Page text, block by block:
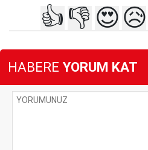
👍 👎 😍😥
HABERE YORUM KAT